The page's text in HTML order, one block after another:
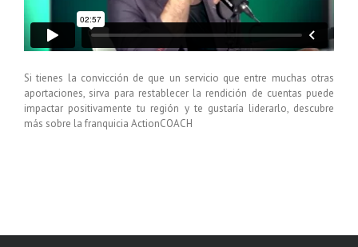
Si tienes la convicción de que un servicio que entre muchas otras
aportaciones, sirva para restablecer la rendición de cuentas puede
impactar positivamente tu región y te gustaría liderarlo, descubre
más sobre la franquicia ActionCOACH